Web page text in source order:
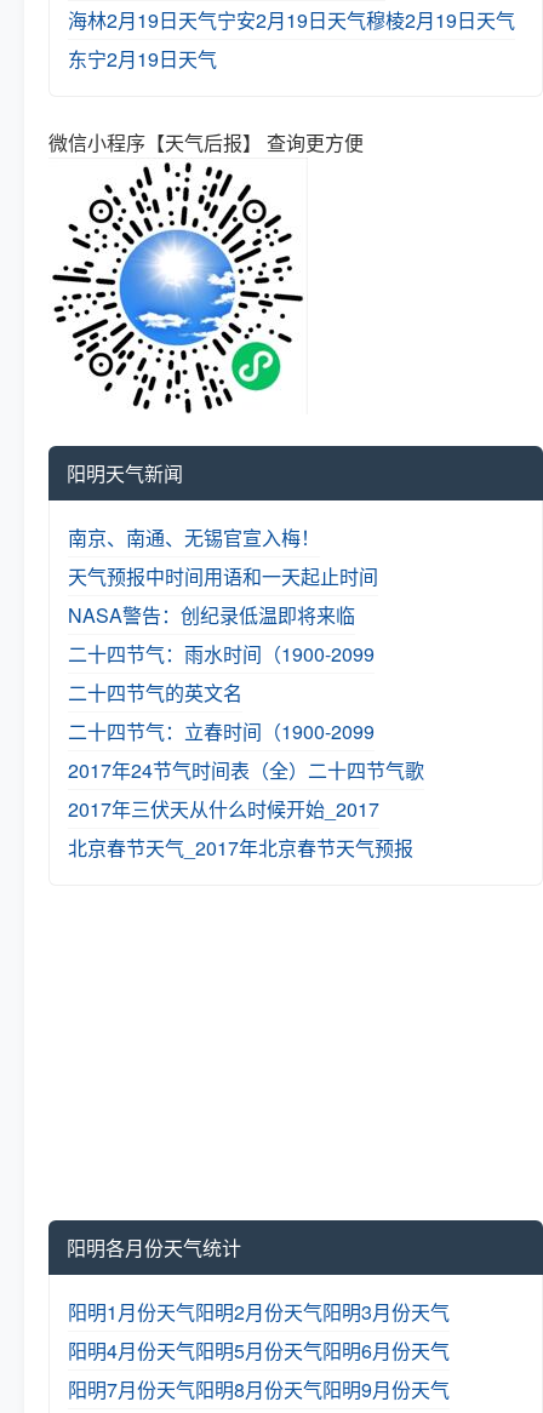
海林2月19日天气宁安2月19日天气穆棱2月19日天气
东宁2月19日天气
微信小程序【天气后报】 查询更方便
阳明天气新闻
南京、南通、无锡官宣入梅！
天气预报中时间用语和一天起止时间
NASA警告：创纪录低温即将来临
二十四节气：雨水时间（1900-2099
二十四节气的英文名
二十四节气：立春时间（1900-2099
2017年24节气时间表（全） 二十四节气歌
2017年三伏天从什么时候开始_2017
北京春节天气_2017年北京春节天气预报
阳明各月份天气统计
阳明1月份天气阳明2月份天气阳明3月份天气
阳明4月份天气阳明5月份天气阳明6月份天气
阳明7月份天气阳明8月份天气阳明9月份天气